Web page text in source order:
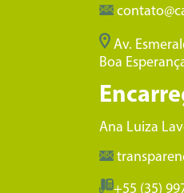
Av.
Boa
Ana Luiza
+55 (35)